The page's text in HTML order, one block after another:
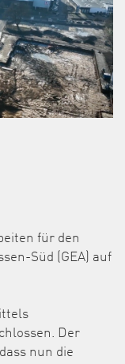
für den
Süd (GEA) auf
Der
nun die